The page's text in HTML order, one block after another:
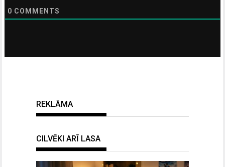
0 COMMENTS
REKLĀMA
CILVĒKI ARĪ LASA